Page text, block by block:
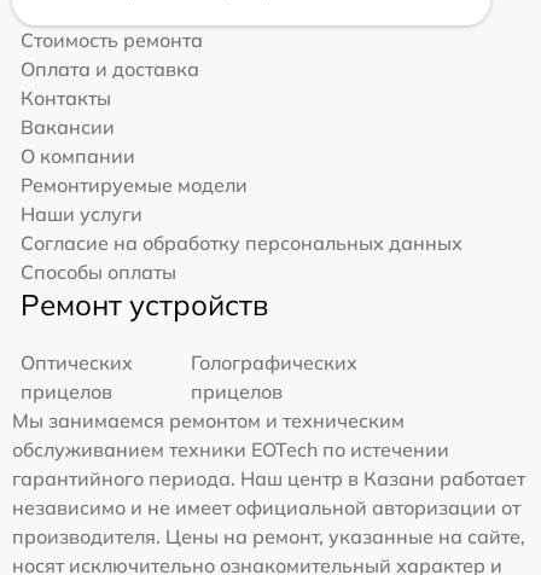
Стоимость ремонта
Оплата и доставка
Контакты
Вакансии
О компании
Ремонтируемые модели
Наши услуги
Согласие на обработку персональных данных
Способы оплаты
Ремонт устройств
Оптических
прицелов
Голографических
прицелов
Мы занимаемся ремонтом и техническим
обслуживанием техники EOTech по истечении
гарантийного периода. Наш центр в Казани работает
независимо и не имеет официальной авторизации от
производителя. Цены на ремонт, указанные на сайте,
носят исключительно ознакомительный характер и